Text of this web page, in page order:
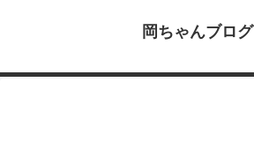
岡ちゃんブログ